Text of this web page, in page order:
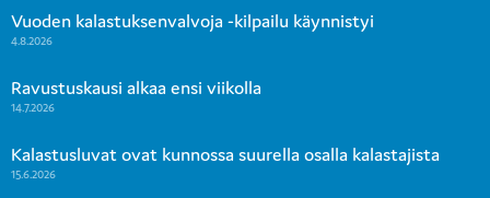
Vuoden kalastuksenvalvoja -kilpailu käynnistyi
4.8.2026
Ravustuskausi alkaa ensi viikolla
14.7.2026
Kalastusluvat ovat kunnossa suurella osalla kalastajista
15.6.2026